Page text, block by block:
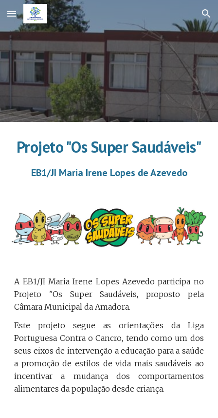
Skip to main content Skip to navigation
Projeto "Os Super Saudáveis"
EB1/JI Maria Irene Lopes de Azevedo
A EB1/JI Maria Irene Lopes Azevedo participa no
Projeto "Os Super Saudáveis, proposto pela
Câmara Municipal da Amadora.
Este projeto segue as orientações da Liga
Portuguesa Contra o Cancro, tendo como um dos
seus eixos de intervenção a educação para a saúde
a promoção de estilos de vida mais saudáveis ao
incentivar a mudança dos comportamentos
alimentares da população desde criança.